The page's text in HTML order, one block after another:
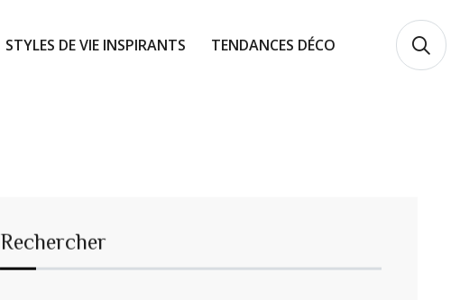
STYLES DE VIE INSPIRANTS TENDANCES DÉCO
Rechercher